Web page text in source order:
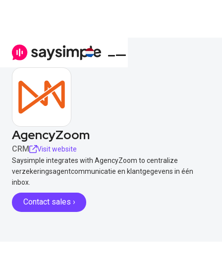
AgencyZoom
CRM
Visit website
Saysimple integrates with AgencyZoom to centralize
verzekeringsagentcommunicatie en klantgegevens in één
inbox.
Contact sales ›